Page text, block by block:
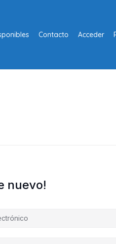
Contacto Acceder
nuevo!